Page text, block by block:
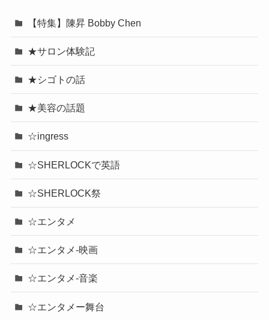
【特集】陳昇 Bobby Chen
★サロン体験記
★シゴトの話
★美容の話題
☆ingress
☆SHERLOCKで英語
☆SHERLOCK祭
☆エンタメ
☆エンタメ-映画
☆エンタメ-音楽
☆エンタメー舞台